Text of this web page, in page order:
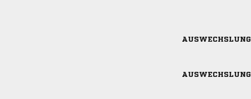
AUSWECHSLUNG
AUSWECHSLUNG